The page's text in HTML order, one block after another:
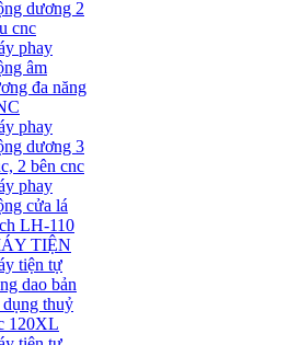
dương 2
cnc
phay
âm
đa năng
phay
dương 3
2 bên cnc
phay
cửa lá
LH-110
TIỆN
tiện tự
dao bản
dụng thuỷ
120XL